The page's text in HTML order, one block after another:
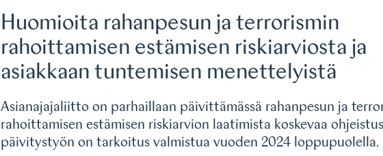
Huomioita rahanpesun ja terrorismin
rahoittamisen estämisen riskiarviosta ja
asiakkaan tuntemisen menettelyistä
Asianajajaliitto on parhaillaan päivittämässä rahanpesun ja
rahoittamisen estämisen riskiarvion laatimista koskevaa
päivitystyön on tarkoitus valmistua vuoden 2024 loppupuolella.